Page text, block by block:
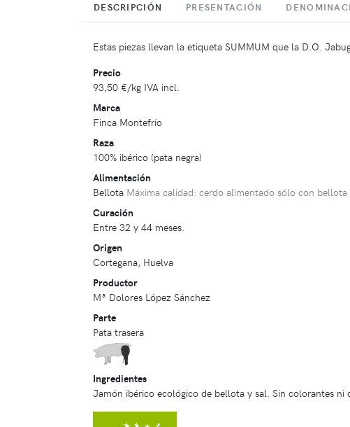
DESCRIPCIÓN PRESENTACIÓN
Estas piezas llevan la etiqueta SUMMUM que la D.O.
Precio
93,50 €/kg IVA incl.
Marca
Finca Montefrío
Raza
100% ibérico (pata negra)
Alimentación
Bellota Máxima calidad: cerdo alimentado sólo con bellota
Curación
Entre 32 y 44 meses.
Origen
Cortegana, Huelva
Productor
Mª Dolores López Sánchez
Parte
Pata trasera
Ingredientes
Jamón ibérico ecológico de bellota y sal. Sin colorantes ni